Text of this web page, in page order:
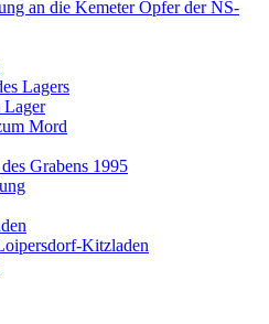
an die Kemeter Opfer der NS-
Lagers
Lager
Mord
Grabens 1995
Kitzladen